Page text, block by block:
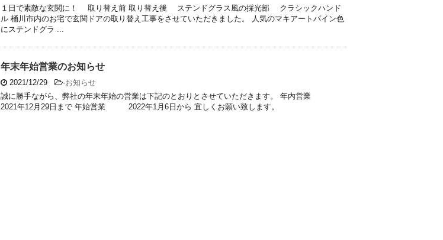
１日で素敵な玄関に！ 取り替え前 取り替え後 ステンドグラス風の採光部 クラシックハンド
ル 桶川市内のお宅で玄関ドアの取り替え工事をさせていただきました。 人気のマキアートパイン色
にステンドグラ ...
年末年始営業のお知らせ
2021/12/29 -お知らせ
誠に勝手ながら、弊社の年末年始の営業は下記のとおりとさせていただきます。 年内営業
2021年12月29日まで 年始営業 2022年1月6日から 宜しくお願い致します。